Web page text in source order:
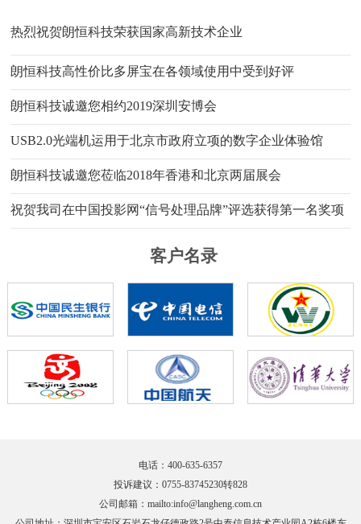
热烈祝贺朗恒科技荣获国家高新技术企业
朗恒科技高性价比多屏宝在各领域使用中受到好评
朗恒科技诚邀您相约2019深圳安博会
USB2.0光端机运用于北京市政府立项的数字企业体验馆
朗恒科技诚邀您莅临2018年香港和北京两届展会
祝贺我司在中国投影网“信号处理品牌”评选获得第一名奖项
客户名录
电话：400-635-6357
投诉建议：0755-83745230转828
公司邮箱： mailto:info@langheng.com.cn